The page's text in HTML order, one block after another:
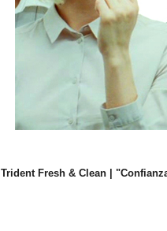
Trident Fresh & Clean |